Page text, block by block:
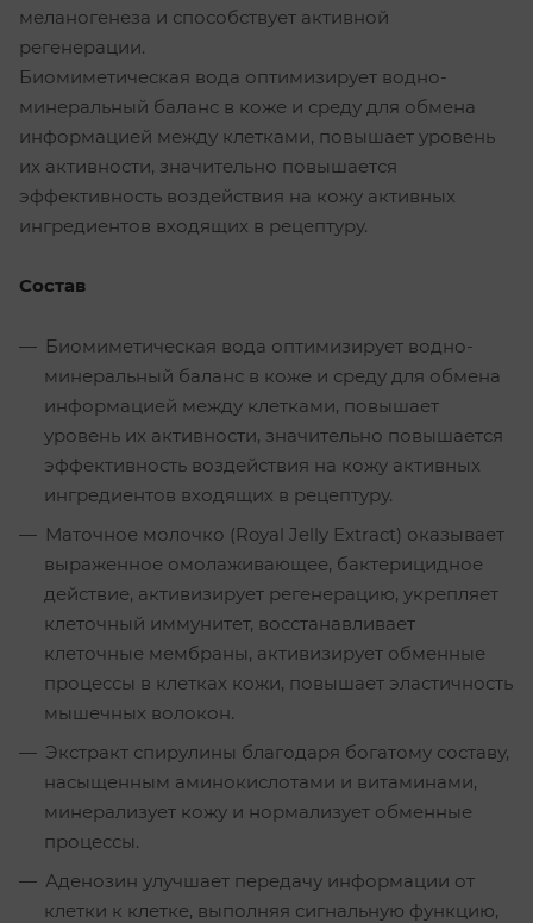
меланогенеза и способствует активной
регенерации.
Биомиметическая вода оптимизирует водно-
минеральный баланс в коже и среду для обмена
информацией между клетками, повышает уровень
их активности, значительно повышается
эффективность воздействия на кожу активных
ингредиентов входящих в рецептуру.
Состав
Биомиметическая вода оптимизирует водно-
минеральный баланс в коже и среду для обмена
информацией между клетками, повышает
уровень их активности, значительно повышается
эффективность воздействия на кожу активных
ингредиентов входящих в рецептуру.
Маточное молочко (Royal Jelly Extract) оказывает
выраженное омолаживающее, бактерицидное
действие, активизирует регенерацию, укрепляет
клеточный иммунитет, восстанавливает
клеточные мембраны, активизирует обменные
процессы в клетках кожи, повышает эластичность
мышечных волокон.
Экстракт спирулины благодаря богатому составу,
насыщенным аминокислотами и витаминами,
минерализует кожу и нормализует обменные
процессы.
Аденозин улучшает передачу информации от
клетки к клетке, выполняя сигнальную функцию,